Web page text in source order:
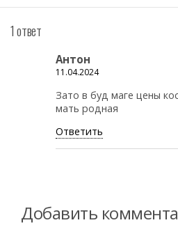
1 ответ
Антон
11.04.2024
Зато в буд маге цены
мать родная
Ответить
Добавить